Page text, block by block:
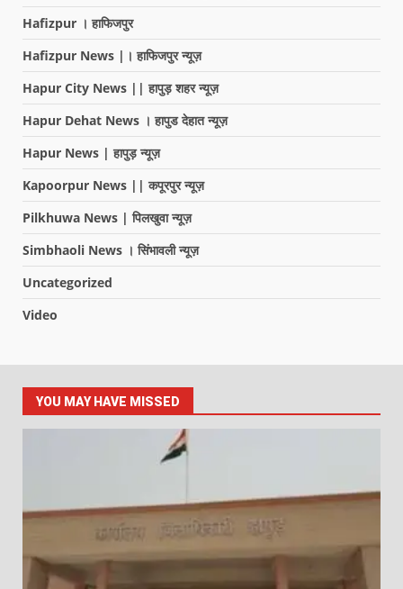
Hafizpur । हाफिजपुर
Hafizpur News |। हाफिजपुर न्यूज़
Hapur City News || हापुड़ शहर न्यूज़
Hapur Dehat News । हापुड देहात न्यूज़
Hapur News | हापुड़ न्यूज़
Kapoorpur News || कपूरपुर न्यूज़
Pilkhuwa News | पिलखुवा न्यूज़
Simbhaoli News । सिंभावली न्यूज़
Uncategorized
Video
YOU MAY HAVE MISSED